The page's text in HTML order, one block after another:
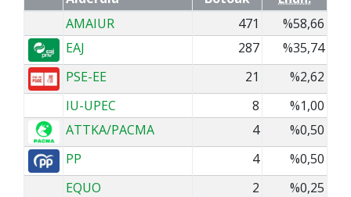
AMAIUR
471
%58,66
EAJ
287
%35,74
PSE-EE
21
%2,62
IU-UPEC
8
%1,00
ATTKA/PACMA
4
%0,50
PP
4
%0,50
EQUO
2
%0,25